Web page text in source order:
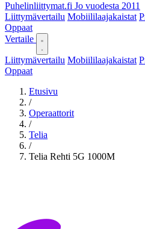
Puhelinliittymat.fi Jo vuodesta 2011
Liittymävertailu Mobiililaajakaistat
Oppaat
Vertaile
Liittymävertailu Mobiililaajakaistat
Oppaat
Etusivu
/
Operaattorit
/
Telia
/
Telia Rehti 5G 1000M